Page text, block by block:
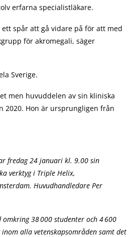
erfarna specialistläkare.
spår att gå vidare på för att med
för akromegali, säger
Sverige.
men huvuddelen av sin kliniska
2020. Hon är ursprungligen från
fredag 24 januari kl. 9.00 sin
verktyg i Triple Helix,
Huvudhandledare Per
38 000 studenter och 4 600
alla vetenskapsområden samt det